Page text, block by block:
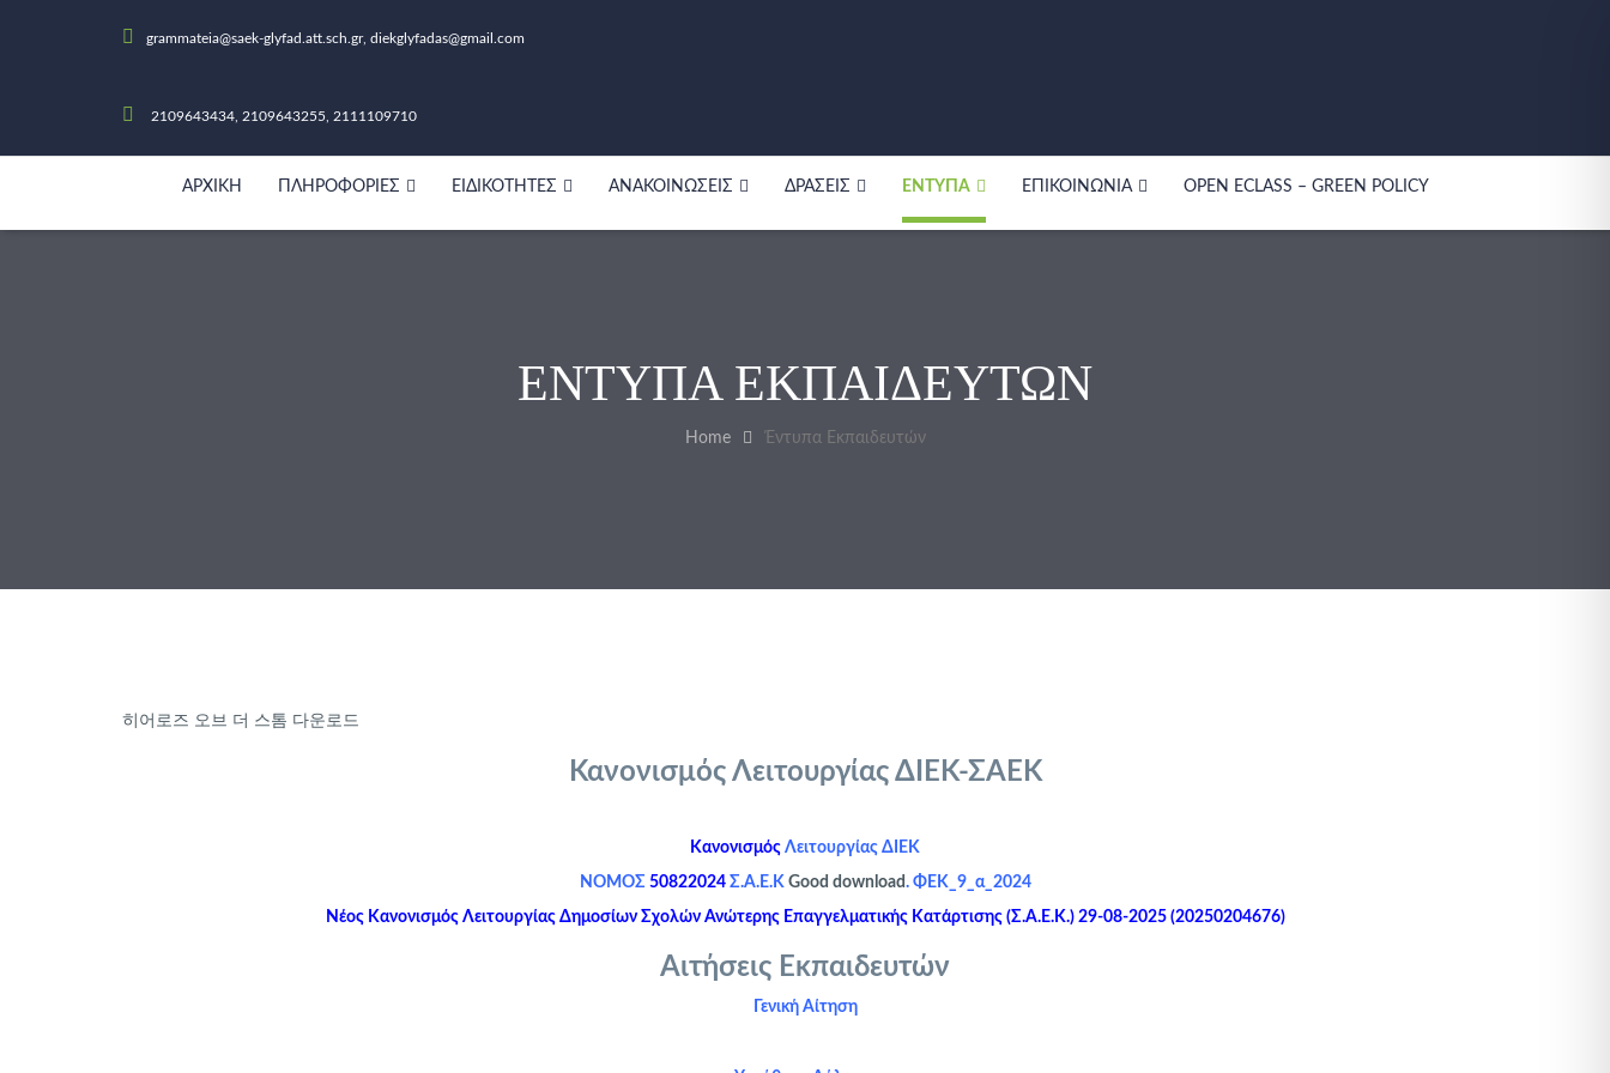
grammateia@saek-glyfad.att.sch.gr, diekglyfadas@gmail.com
2109643434, 2109643255, 2111109710
ΑΡΧΙΚΉ ΠΛΗΡΟΦΟΡΊΕΣ ΕΙΔΙΚΌΤΗΤΕΣ ΑΝΑΚΟΙΝΏΣΕΙΣ ΔΡΆΣΕΙΣ ΈΝΤΥΠΑ ΕΠΙΚΟΙΝΩΝΊΑ OPEN ECLASS – GREEN POLICY
ΈΝΤΥΠΑ ΕΚΠΑΙΔΕΥΤΏΝ
Home Έντυπα Εκπαιδευτών
히어로즈 오브 더 스톰 다운로드
Κανονισμός Λειτουργίας ΔΙΕΚ-ΣΑΕΚ
Κανονισμός Λειτουργίας ΔΙΕΚ
ΝΟΜΟΣ 50822024Σ.Α.Ε.Κ Good download. ΦΕΚ_9_α_2024
Νέος Κανονισμός Λειτουργίας Δημοσίων Σχολών Ανώτερης Επαγγελματικής Κατάρτισης (Σ.Α.Ε.Κ.) 29-08-2025 (20250204676)
Αιτήσεις Εκπαιδευτών
Γενική Αίτηση